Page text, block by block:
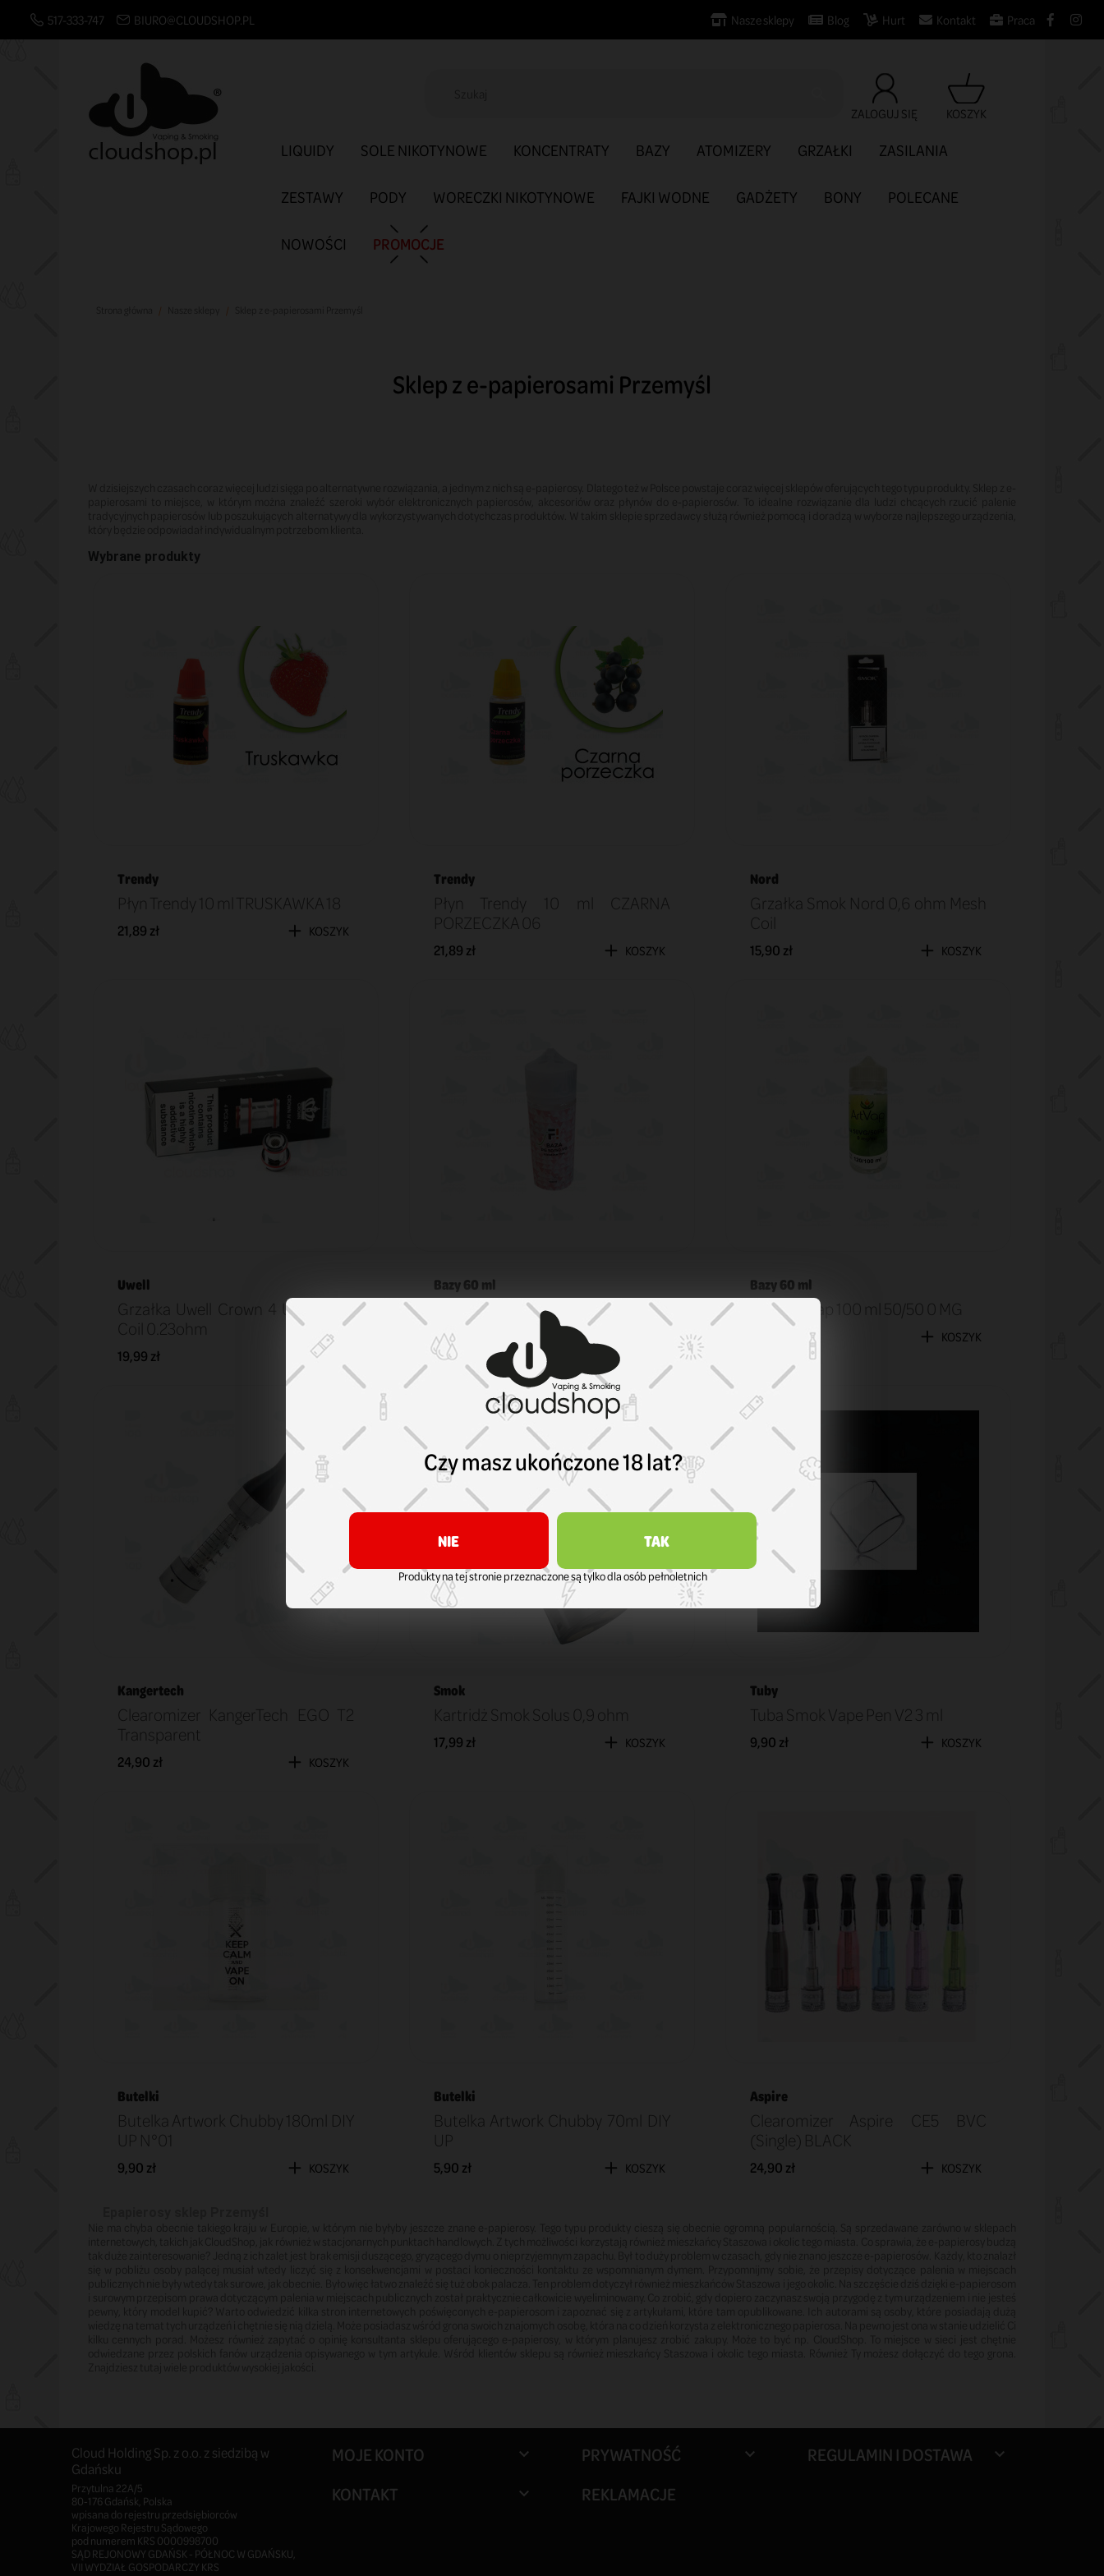
517-333-747 BIURO@CLOUDSHOP.PL Nasze sklepy Blog Hurt Kontakt Praca
ZALOGUJ SIĘ KOSZYK
LIQUIDY SOLE NIKOTYNOWE KONCENTRATY BAZY ATOMIZERY GRZAŁKI ZASILANIA
ZESTAWY PODY WORECZKI NIKOTYNOWE FAJKI WODNE GADŻETY BONY POLECANE
NOWOŚCI PROMOCJE
Sklep z e-papierosami Przemyśl
Wybrane produkty
Trendy
Płyn Trendy 10 ml TRUSKAWKA 18
21,89 zł KOSZYK
Trendy
Płyn Trendy 10 ml CZARNA
PORZECZKA 06
21,89 zł KOSZYK
Nord
Grzałka Smok Nord 0,6 ohm Mesh
Coil
15,90 zł KOSZYK
Uwell
Grzałka Uwell Crown 4 UN2 Mesh
Coil 0.23ohm
19,99 zł KOSZYK
Bazy 60 ml
Baza F! 100 ml 50/50 0 MG
29,90 zł
Bazy 60 ml
Baza ArtVap 100 ml 50/50 0 MG
KOSZYK
Kangertech
Clearomizer KangerTech EGO T2
Transparent
24,90 zł KOSZYK
Smok
Kartridż Smok Solus 0,9 ohm
17,99 zł KOSZYK
Tuby
Tuba Smok Vape Pen V2 3 ml
9,90 zł KOSZYK
Butelki
Butelka Artwork Chubby 180ml DIY
UP N°01
9,90 zł KOSZYK
Butelki
Butelka Artwork Chubby 70ml DIY
UP
5,90 zł KOSZYK
Aspire
Clearomizer Aspire CE5 BVC
(Single) BLACK
24,90 zł KOSZYK
Cloud Holding Sp. z o.o. z siedzibą w
Gdańsku
Przytulna 22A/5
80-176 Gdańsk, Polska
wpisana do rejestru przedsiębiorców
Krajowego Rejestru Sądowego
pod numerem KRS 0000998700
SĄD REJONOWY GDAŃSK - PÓŁNOC W GDAŃSKU,
VII WYDZIAŁ GOSPODARCZY KRS
MOJE KONTO 
KONTAKT 
PRYWATNOŚĆ 
REKLAMACJE
REGULAMIN I DOSTAWA 
Czy masz ukończone 18 lat?
NIE TAK
Produkty na tej stronie przeznaczone są tylko dla osób pełnoletnich